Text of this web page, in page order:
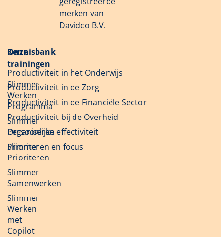
merken van
Davidco B.V.
Onze
trainingen
Slimmer
Werken
Programma
Slimmer
Organiseren
Slimmer
Prioriteren
Slimmer
Samenwerken
Slimmer
Werken
met
Copilot
Kennisbank
Productiviteit in het Onderwijs
Productiviteit in de Zorg
Productiviteit in de Financiële Sector
Productiviteit bij de Overheid
Persoonlijke effectiviteit
Prioriteren en focus